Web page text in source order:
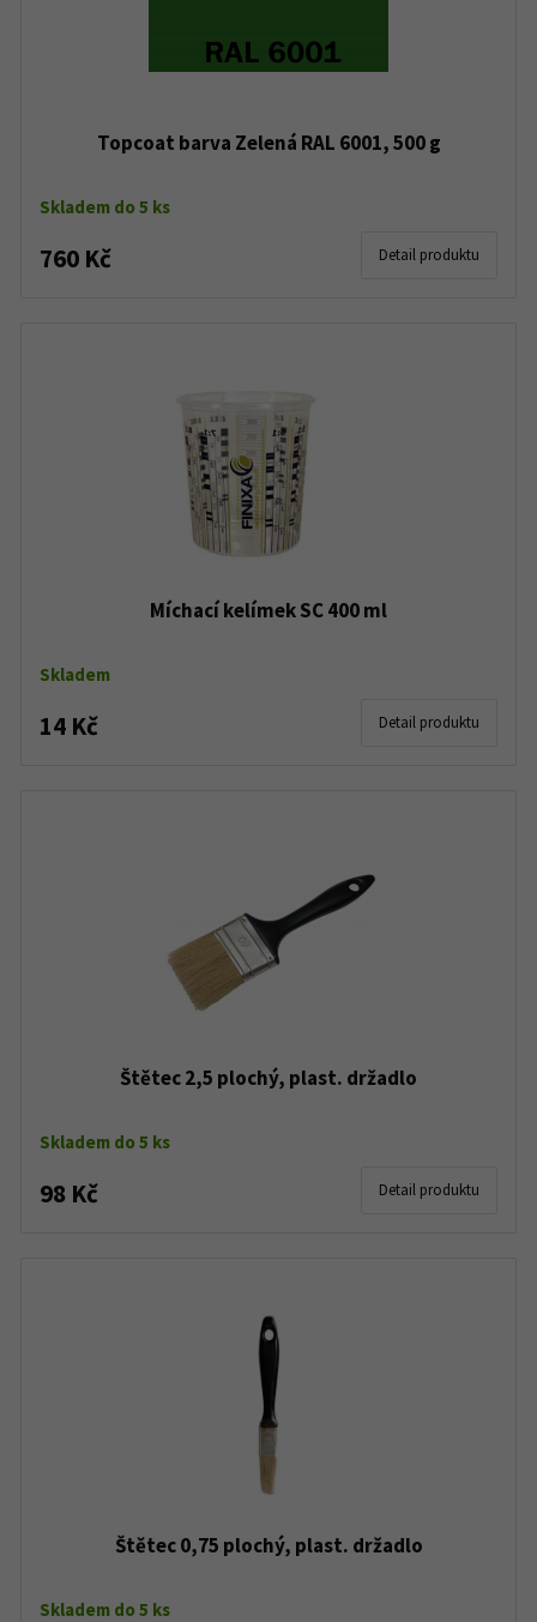
Topcoat barva Zelená RAL 6001, 500 g
Skladem do 5 ks
760 Kč Detail produktu
Míchací kelímek SC 400 ml
Skladem
14 Kč Detail produktu
Štětec 2,5 plochý, plast. držadlo
Skladem do 5 ks
98 Kč Detail produktu
Štětec 0,75 plochý, plast. držadlo
Skladem do 5 ks